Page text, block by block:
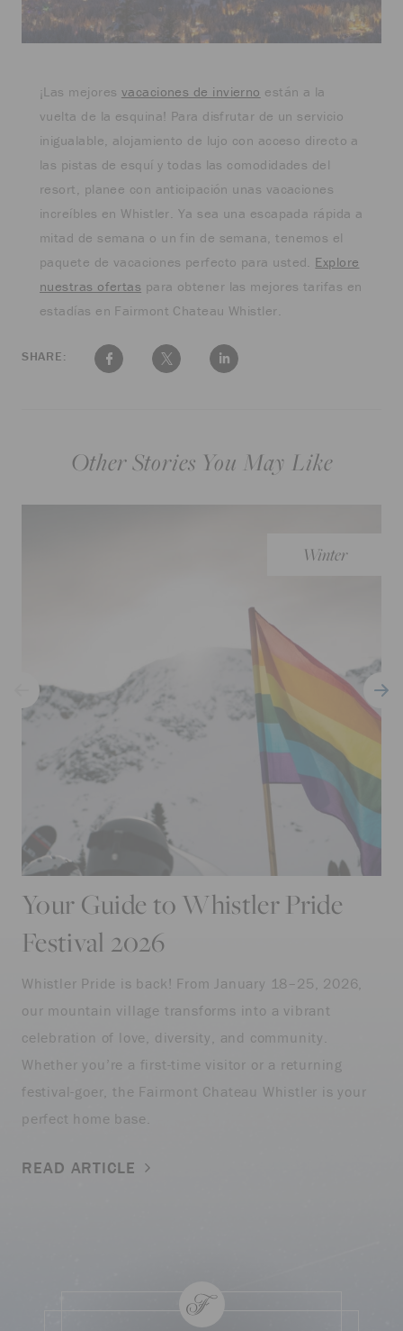
¡Las mejores vacaciones de invierno están a la
vuelta de la esquina! Para disfrutar de un servicio
inigualable, alojamiento de lujo con acceso directo a
las pistas de esquí y todas las comodidades del
resort, planee con anticipación unas vacaciones
increíbles en Whistler. Ya sea una escapada rápida a
mitad de semana o un fin de semana, tenemos el
paquete de vacaciones perfecto para usted. Explore
nuestras ofertas para obtener las mejores tarifas en
estadías en Fairmont Chateau Whistler.
SHARE:
Other Stories You May Like
Winter
Your Guide to Whistler Pride
Festival 2026
Whistler Pride is back! From January 18–25, 2026,
our mountain village transforms into a vibrant
celebration of love, diversity, and community.
Whether you’re a first-time visitor or a returning
festival-goer, the Fairmont Chateau Whistler is your
perfect home base.
READ ARTICLE